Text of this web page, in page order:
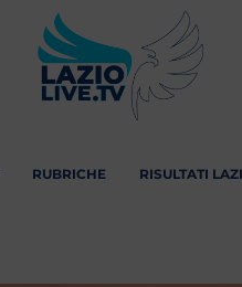
RUBRICHE RISULTATI